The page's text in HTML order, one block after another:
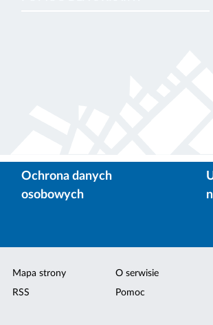
Ochrona danych
osobowych
Mapa strony
RSS
O serwisie
Pomoc